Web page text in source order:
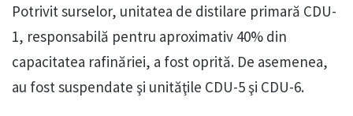
Potrivit surselor, unitatea de distilare primară CDU-
1, responsabilă pentru aproximativ 40% din
capacitatea rafinăriei, a fost oprită. De asemenea,
au fost suspendate şi unităţile CDU-5 şi CDU-6.